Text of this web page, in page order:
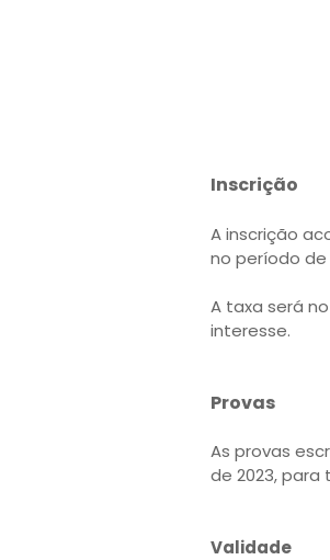
Inscrição
A inscrição
no período de
A taxa será
interesse.
Provas
As provas
de 2023,
Validade